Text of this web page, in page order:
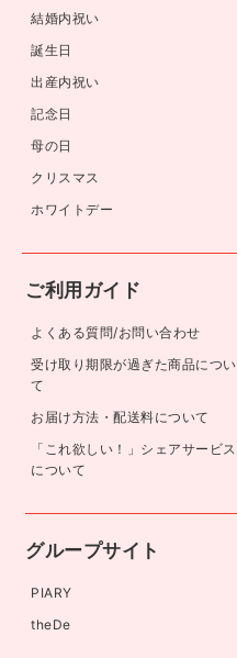
結婚内祝い
誕生日
出産内祝い
記念日
母の日
クリスマス
ホワイトデー
ご利用ガイド
よくある質問/お問い合わせ
受け取り期限が過ぎた商品につい
て
お届け方法・配送料について
「これ欲しい！」シェアサービス
について
グループサイト
PIARY
theDe